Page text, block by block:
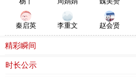
秦启英 李重文 赵会贤
精彩瞬间
时长公示